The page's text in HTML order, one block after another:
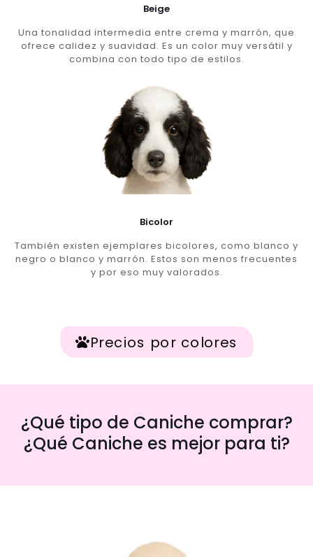
Beige
Una tonalidad intermedia entre crema y marrón, que
ofrece calidez y suavidad. Es un color muy versátil y
combina con todo tipo de estilos.
Bicolor
También existen ejemplares bicolores, como blanco y
negro o blanco y marrón. Estos son menos frecuentes
y por eso muy valorados.
Precios por colores
¿Qué tipo de Caniche comprar?
¿Qué Caniche es mejor para ti?